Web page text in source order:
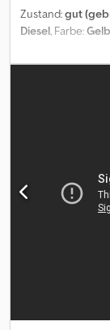
Zustand:gut
Diesel, Farbe:Gelb
2018 Antrieb:
Kennzeichnung: